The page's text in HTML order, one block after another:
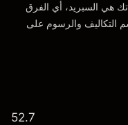
هي السبريد، أي الفرق
التكاليف والرسوم على
52.7